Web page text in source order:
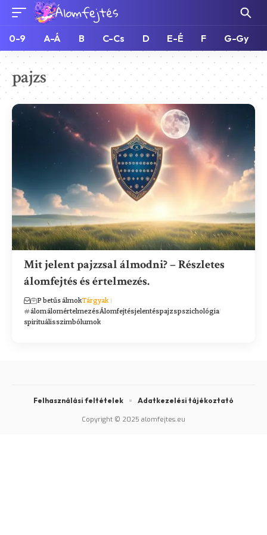
0-9 A-Á B C-Cs D E-É F G-Gy
pajzs
Mit jelent pajzzsal álmodni? – Részletes
álomfejtés és értelmezés.
P betűs álmokTárgyak
álomálomértelmezésÁlomfejtésjelentéspajzspszichológia
spirituálisszimbólumok
Copyright © 2025 alomfejtes.eu
Felhasználási feltételek Adatkezelési tájékoztató